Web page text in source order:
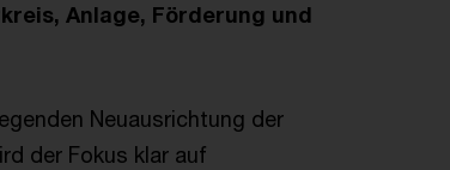
Anlage, Förderung und
Neuausrichtung der
der Fokus klar auf